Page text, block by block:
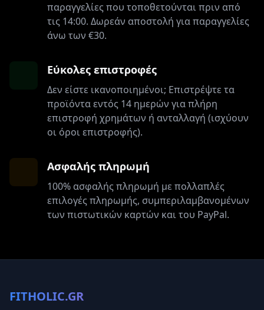
παραγγελίες που τοποθετούνται πριν από
τις 14:00. Δωρεάν αποστολή για παραγγελίες
άνω των €30.
Εύκολες επιστροφές
Δεν είστε ικανοποιημένοι; Επιστρέψτε τα
προϊόντα εντός 14 ημερών για πλήρη
επιστροφή χρημάτων ή ανταλλαγή (ισχύουν
οι όροι επιστροφής).
Ασφαλής πληρωμή
100% ασφαλής πληρωμή με πολλαπλές
επιλογές πληρωμής, συμπεριλαμβανομένων
των πιστωτικών καρτών και του PayPal.
FITHOLIC.GR